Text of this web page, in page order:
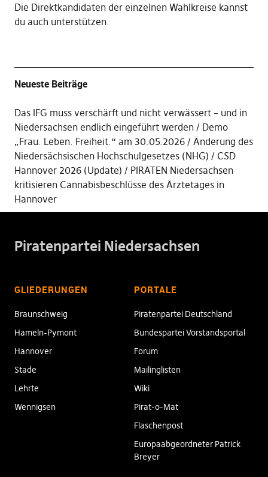
Die Direktkandidaten der einzelnen Wahlkreise kannst
du auch unterstützen.
Neueste Beiträge
Das IFG muss verschärft und nicht verwässert – und in
Niedersachsen endlich eingeführt werden
Demo
„Frau. Leben. Freiheit.“ am 30.05.2026
Änderung des
Niedersächsischen Hochschulgesetzes (NHG)
CSD
Hannover 2026 (Update)
PIRATEN Niedersachsen
kritisieren Cannabisbeschlüsse des Ärztetages in
Hannover
Piratenpartei Niedersachsen
GLIEDERUNGEN
Braunschweig
Hameln-Pymont
Hannover
Stade
Lehrte
Wennigsen
PORTALE
Piratenpartei Deutschland
Bundespartei Vorstandsportal
Forum
Mailinglisten
Wiki
Pirat-o-Mat
Flaschenpost
Europaabgeordneter Patrick
Breyer